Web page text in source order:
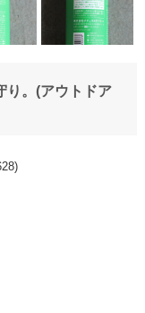
り。(アウトドア